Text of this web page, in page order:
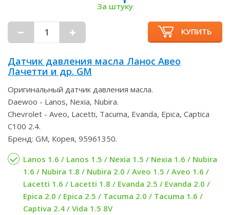
За штуку
КУПИТЬ
Датчик давления масла Ланос Авео
Лачетти и др. GM
Оригинальный датчик давления масла.
Daewoo - Lanos, Nexia, Nubira.
Chevrolet - Aveo, Lacetti, Tacuma, Evanda, Epica, Captica
C100 2.4.
Бренд: GM, Корея, 95961350.
Lanos 1.6 / Lanos 1.5 / Nexia 1.5 / Nexia 1.6 / Nubira
1.6 / Nubira 1.8 / Nubira 2.0 / Aveo 1.5 / Aveo 1.6 /
Lacetti 1.6 / Lacetti 1.8 / Evanda 2.5 / Evanda 2.0 /
Epica 2.0 / Epica 2.5 / Tacuma 2.0 / Tacuma 1.6 /
Captiva 2.4 / Vida 1.5 8V